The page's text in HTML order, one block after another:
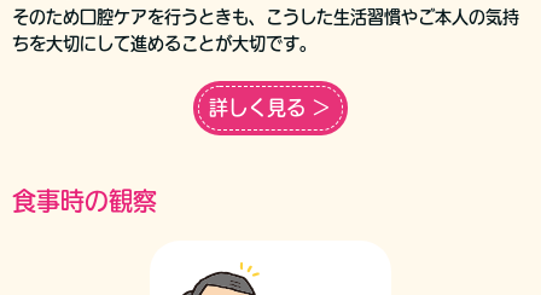
そのため口腔ケアを行うときも、こうした生活習慣やご本人の気持
ちを大切にして進めることが大切です。
詳しく見る ＞
食事時の観察